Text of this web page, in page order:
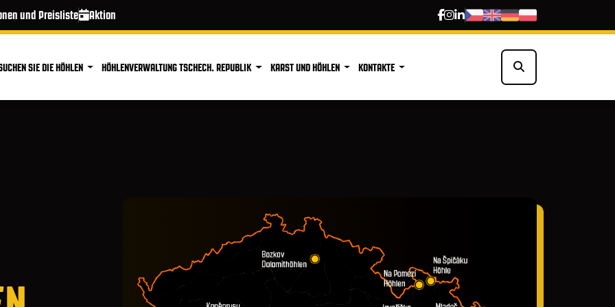
und Preisliste Aktion
SIE DIE HÖHLEN HÖHLENVERWALTUNG TSCHECH. REPUBLIK KARST UND HÖHLEN KONTAKTE